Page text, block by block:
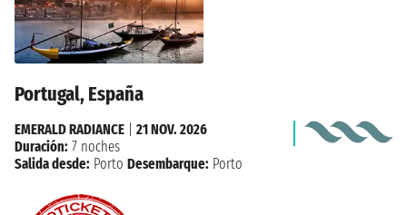
Portugal, España
EMERALD RADIANCE
21 NOV. 2026
Duración: 7 noches
Salida desde: Porto Desembarque: Porto